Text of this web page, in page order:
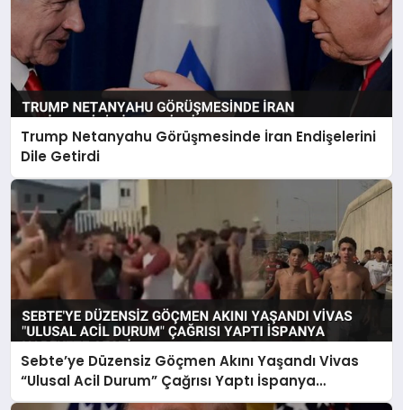
Trump Netanyahu Görüşmesinde İran Endişelerini
Dile Getirdi
Sebte’ye Düzensiz Göçmen Akını Yaşandı Vivas
“Ulusal Acil Durum” Çağrısı Yaptı İspanya
Harekete Geçti